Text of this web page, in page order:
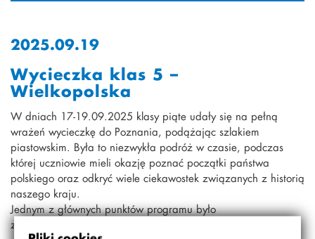
2025.09.19
Wycieczka klas 5 –
Wielkopolska
W dniach 17-19.09.2025 klasy piąte udały się na pełną
wrażeń wycieczkę do Poznania, podążając szlakiem
piastowskim. Była to niezwykła podróż w czasie, podczas
której uczniowie mieli okazję poznać początki państwa
polskiego oraz odkryć wiele ciekawostek związanych z historią
naszego kraju.
Jednym z głównych punktów programu było
zwiedzanie